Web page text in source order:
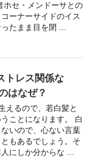
ホセ・メンドーサとの
ーナーサイドのイス
たまま目を閉 ...
トレス関係な
はなぜ？
えるので、若白髪と
ことになります。 白
いので、心ない言葉
もあるでしょう。そ
にしか分からな ...